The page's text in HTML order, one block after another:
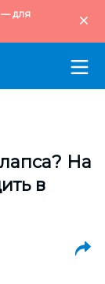
— для
На
в